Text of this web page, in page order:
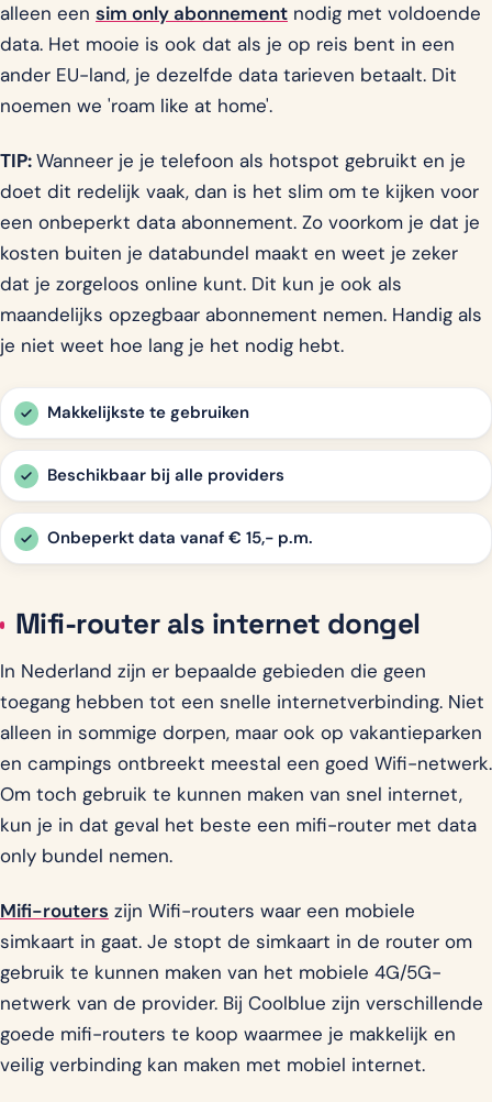
alleen een sim only abonnement nodig met voldoende
data. Het mooie is ook dat als je op reis bent in een
ander EU-land, je dezelfde data tarieven betaalt. Dit
noemen we 'roam like at home'.
TIP:Wanneer je je telefoon als hotspot gebruikt en je
doet dit redelijk vaak, dan is het slim om te kijken voor
een onbeperkt data abonnement. Zo voorkom je dat je
kosten buiten je databundel maakt en weet je zeker
dat je zorgeloos online kunt. Dit kun je ook als
maandelijks opzegbaar abonnement nemen. Handig als
je niet weet hoe lang je het nodig hebt.
Makkelijkste te gebruiken
Beschikbaar bij alle providers
Onbeperkt data vanaf € 15,- p.m.
Mifi-router als internet dongel
In Nederland zijn er bepaalde gebieden die geen
toegang hebben tot een snelle internetverbinding. Niet
alleen in sommige dorpen, maar ook op vakantieparken
en campings ontbreekt meestal een goed Wifi-netwerk.
Om toch gebruik te kunnen maken van snel internet,
kun je in dat geval het beste een mifi-router met data
only bundel nemen.
Mifi-routers zijn Wifi-routers waar een mobiele
simkaart in gaat. Je stopt de simkaart in de router om
gebruik te kunnen maken van het mobiele 4G/5G-
netwerk van de provider. Bij Coolblue zijn verschillende
goede mifi-routers te koop waarmee je makkelijk en
veilig verbinding kan maken met mobiel internet.